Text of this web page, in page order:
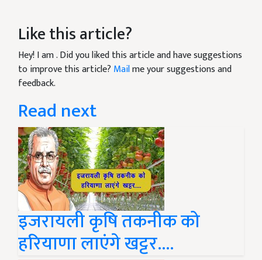
Like this article?
Hey! I am. Did you liked this article and have suggestions
to improve this article? Mailme your suggestions and
feedback.
Read next
इजरायली कृषि तकनीक को
हरियाणा लाएंगे खट्टर....